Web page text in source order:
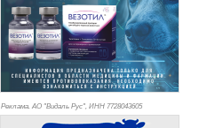
Реклама. АО "Видаль Рус", ИНН 7728043605